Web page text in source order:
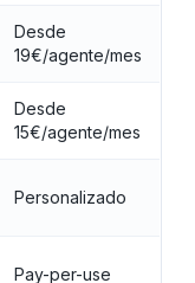
Desde
19€/agente/mes
Desde
15€/agente/mes
Personalizado
Pay-per-use